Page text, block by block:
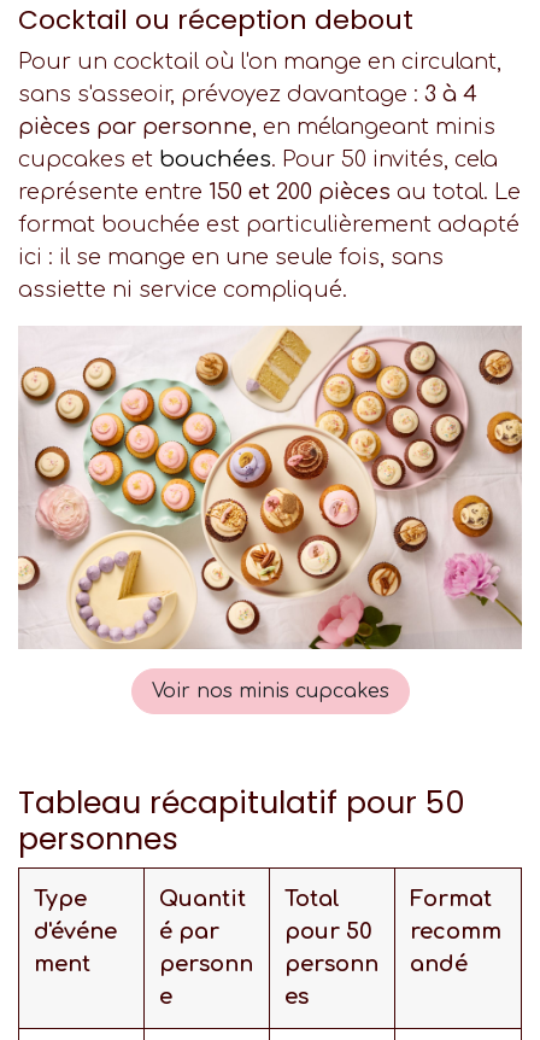
Cocktail ou réception debout
Pour un cocktail où l'on mange en circulant,
sans s'asseoir, prévoyez davantage : 3 à 4
pièces par personne, en mélangeant minis
cupcakes et bouchées. Pour 50 invités, cela
représente entre 150 et 200 pièces au total. Le
format bouchée est particulièrement adapté
ici : il se mange en une seule fois, sans
assiette ni service compliqué.
Voir nos minis cupcakes
Tableau récapitulatif pour 50
personnes
Type
d'événe
ment
Quantit
é par
personn
e
Total
pour 50
personn
es
Format
recomm
andé